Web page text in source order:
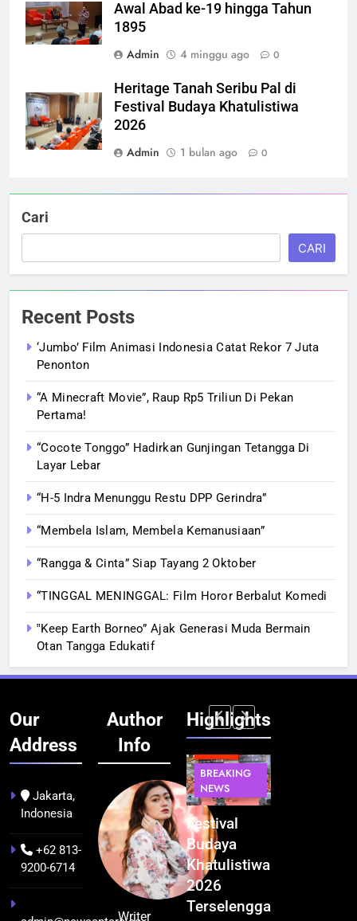
Awal Abad ke-19 hingga Tahun
1895
Admin
4 minggu ago 0
Heritage Tanah Seribu Pal di
Festival Budaya Khatulistiwa
2026
Admin
1 bulan ago 0
Cari
CARI
Recent Posts
‘Jumbo’ Film Animasi Indonesia Catat Rekor 7 Juta
Penonton
“A Minecraft Movie”, Raup Rp5 Triliun Di Pekan
Pertama!
“Cocote Tonggo” Hadirkan Gunjingan Tetangga Di
Layar Lebar
“H-5 Indra Menunggu Restu DPP Gerindra”
“Membela Islam, Membela Kemanusiaan”
“Rangga & Cinta” Siap Tayang 2 Oktober
“TINGGAL MENINGGAL: Film Horor Berbalut Komedi
‟Keep Earth Borneo” Ajak Generasi Muda Bermain
Otan Tangga Edukatif
Our
Address
Jakarta,
Indonesia
+62 813-
9200-6714
Author
Info
Writer
Highlights
BERITA
NEWS
Pramuwisata
Dukung
Peningkatan
TEKNOLOGI
Indonesia
Resmi
Bangun AI
Factory
BREAKING
NEWS
Festival
Budaya
Khatulistiwa
2026
Terselenggara